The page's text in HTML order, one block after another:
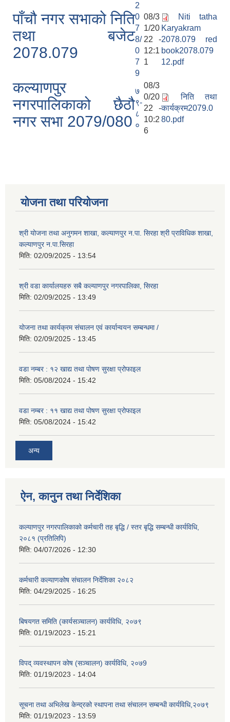
पाँचौ नगर सभाको निति
तथा बजेट
2078.079
2
0
7
8/
0
7
9
08/3
1/20
22 -
12:1
1
Niti tatha
Karyakram
2078.079 red
book2078.079
12.pdf
कल्याणपुर
नगरपालिकाको छैठौ
नगर सभा 2079/080
७
९-
८
०
08/3
0/20
22 -
10:2
6
निति तथा
कार्यक्रम2079.0
80.pdf
योजना तथा परियोजना
श्री योजना तथा अनुगमन शाखा, कल्याणपुर न.पा. सिरहा श्री प्राविधिक शाखा,
कल्याणपुर न.पा.सिरहा
मिति: 02/09/2025 - 13:54
श्री वडा कार्यालयहरु सबै कल्याणपुर नगरपालिका, सिरहा
मिति: 02/09/2025 - 13:49
योजना तथा कार्यक्रम संचालन एवं कार्यान्वयन सम्बन्धमा /
मिति: 02/09/2025 - 13:45
वडा नम्बर : १२ खाद्य तथा पोषण सुरक्षा प्रोफाइल
मिति: 05/08/2024 - 15:42
वडा नम्बर : ११ खाद्य तथा पोषण सुरक्षा प्रोफाइल
मिति: 05/08/2024 - 15:42
अन्य
ऐन, कानुन तथा निर्देशिका
कल्याणपुर नगरपालिकाको कर्मचारी तह बृद्धि / स्तर बृद्धि सम्बन्धी कार्यविधि,
२०८१ (प्रतिलिपि)
मिति: 04/07/2026 - 12:30
कर्मचारी कल्याणकोष संचालन निर्देशिका २०८२
मिति: 04/29/2025 - 16:25
बिषयगत समिति (कार्यसञ्चालन) कार्यविधि, २०७९
मिति: 01/19/2023 - 15:21
विपद् व्यवस्थापन कोष (सञ्चालन) कार्यविधि, २०७9
मिति: 01/19/2023 - 14:04
सूचना तथा अभिलेख केन्द्रको स्थापना तथा संचालन सम्बन्धी कार्यविधि,२०७९
मिति: 01/19/2023 - 13:59